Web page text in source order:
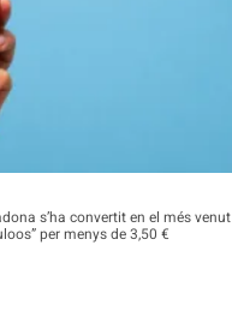
s’ha convertit en el més venut
per menys de 3,50 €